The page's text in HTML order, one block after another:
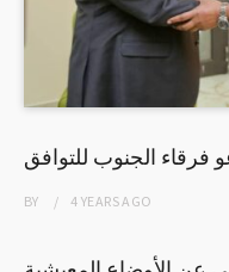
الجنوب للتوافق
BY 4 YEARSAGO